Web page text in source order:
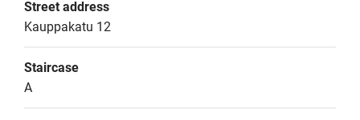
Street address
Kauppakatu 12
Staircase
A